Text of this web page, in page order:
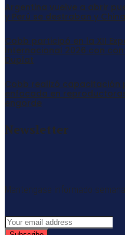
Argentina vuelve a abrir
y Perú se destraban y
Cobb participó en la XII
Internacional 2026 con
Duplat
Cobb realizó capacitación
enfocada en
engorde
Newsletter
Mantengase informado